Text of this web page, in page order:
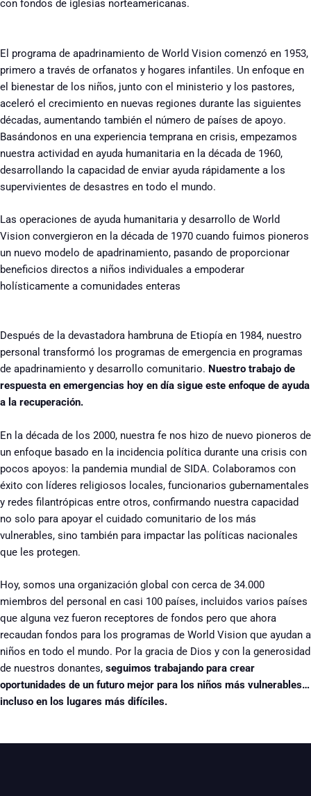
con fondos de iglesias norteamericanas.
El programa de apadrinamiento de World Vision comenzó en 1953,
primero a través de orfanatos y hogares infantiles. Un enfoque en
el bienestar de los niños, junto con el ministerio y los pastores,
aceleró el crecimiento en nuevas regiones durante las siguientes
décadas, aumentando también el número de países de apoyo.
Basándonos en una experiencia temprana en crisis, empezamos
nuestra actividad en ayuda humanitaria en la década de 1960,
desarrollando la capacidad de enviar ayuda rápidamente a los
supervivientes de desastres en todo el mundo.
Las operaciones de ayuda humanitaria y desarrollo de World
Vision convergieron en la década de 1970 cuando fuimos pioneros
un nuevo modelo de apadrinamiento, pasando de proporcionar
beneficios directos a niños individuales a empoderar
holísticamente a comunidades enteras
Después de la devastadora hambruna de Etiopía en 1984, nuestro
personal transformó los programas de emergencia en programas
de apadrinamiento y desarrollo comunitario. Nuestro trabajo de
respuesta en emergencias hoy en día sigue este enfoque de ayuda
a la recuperación.
En la década de los 2000, nuestra fe nos hizo de nuevo pioneros de
un enfoque basado en la incidencia política durante una crisis con
pocos apoyos: la pandemia mundial de SIDA. Colaboramos con
éxito con líderes religiosos locales, funcionarios gubernamentales
y redes filantrópicas entre otros, confirmando nuestra capacidad
no solo para apoyar el cuidado comunitario de los más
vulnerables, sino también para impactar las políticas nacionales
que les protegen.
Hoy, somos una organización global con cerca de 34.000
miembros del personal en casi 100 países, incluidos varios países
que alguna vez fueron receptores de fondos pero que ahora
recaudan fondos para los programas de World Vision que ayudan a
niños en todo el mundo. Por la gracia de Dios y con la generosidad
de nuestros donantes, seguimos trabajando para crear
oportunidades de un futuro mejor para los niños más vulnerables…
incluso en los lugares más difíciles.